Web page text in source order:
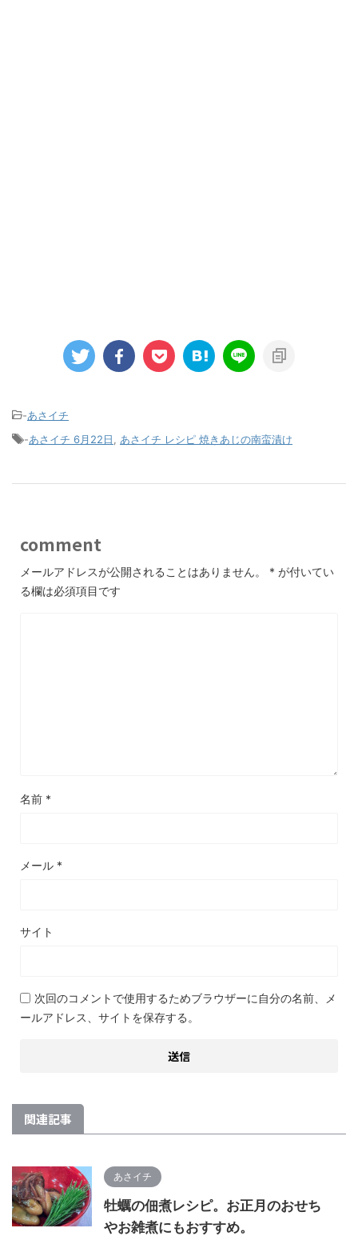
-あさイチ
-あさイチ 6月22日 あさイチ レシピ 焼きあじの南蛮漬け
comment
メールアドレスが公開されることはありません。 * が付いてい
る欄は必須項目です
名前 *
メール *
サイト
次回のコメントで使用するためブラウザーに自分の名前、メ
ールアドレス、サイトを保存する。
関連記事
あさイチ
牡蠣の佃煮レシピ。お正月のおせち
やお雑煮にもおすすめ。